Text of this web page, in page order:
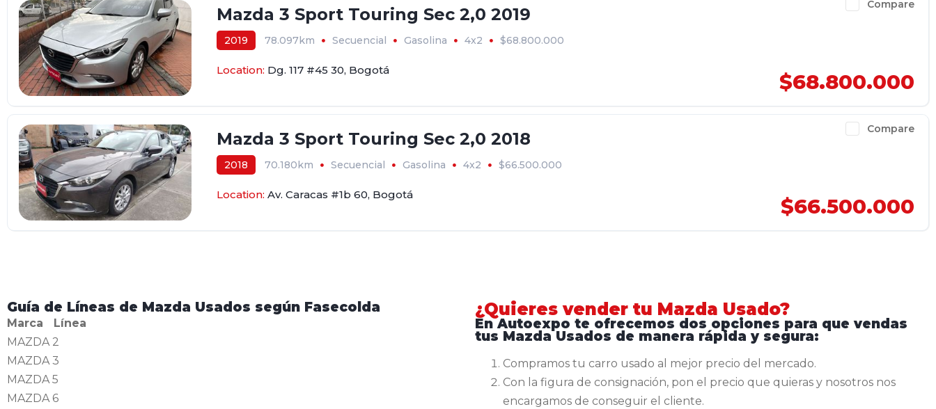
Compare
Mazda 3 Sport Touring Sec 2,0 2019
2019 78.097km Secuencial Gasolina 4x2 $68.800.000
Location: Dg. 117 #45 30, Bogotá $68.800.000
Compare
Mazda 3 Sport Touring Sec 2,0 2018
2018 70.180km Secuencial Gasolina 4x2 $66.500.000
Location: Av. Caracas #1b 60, Bogotá $66.500.000
Guía de Líneas de Mazda Usados según Fasecolda
Marca Línea
MAZDA 2
MAZDA 3
MAZDA 5
MAZDA 6
¿Quieres vender tu Mazda Usado?
En Autoexpo te ofrecemos dos opciones para que vendas
tus Mazda Usados de manera rápida y segura:
Compramos tu carro usado al mejor precio del mercado.
Con la figura de consignación, pon el precio que quieras y nosotros nos
encargamos de conseguir el cliente.